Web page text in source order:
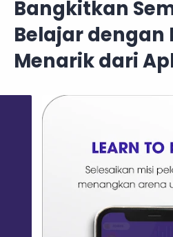
Bangkitkan
Belajar dengan
Menarik dari